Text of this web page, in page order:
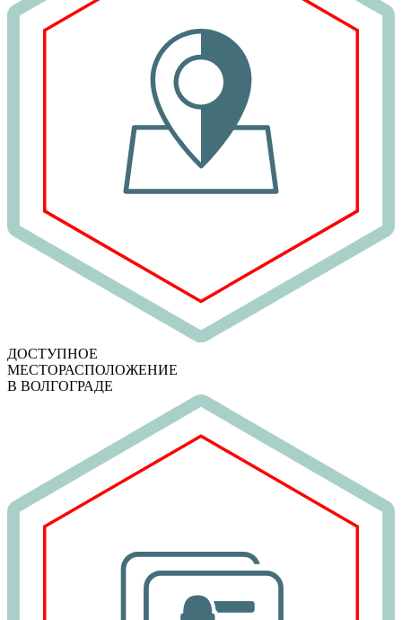
ДОСТУПНОЕ
МЕСТОРАСПОЛОЖЕНИЕ
В ВОЛГОГРАДЕ